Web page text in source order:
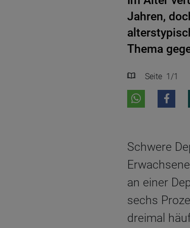
Jahren,
Thema
Seite 1 /1
Schwere
an einer
sechs
dreimal